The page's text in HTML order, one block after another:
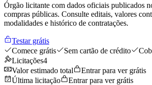
Órgão licitante com dados oficiais publicados
compras públicas. Consulte editais, valores
modalidades e histórico de contratações.
Testar grátis
Comece grátis
Sem cartão de crédito
Licitações4
Valor estimado total
Entrar para ver grátis
Última licitação
Entrar para ver grátis